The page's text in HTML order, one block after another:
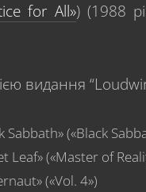
for All») (1988
видання
(«Black
Leaf» («Master of
(«Vol. 4»)